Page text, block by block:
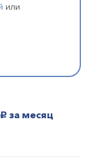
или
руб. за месяц